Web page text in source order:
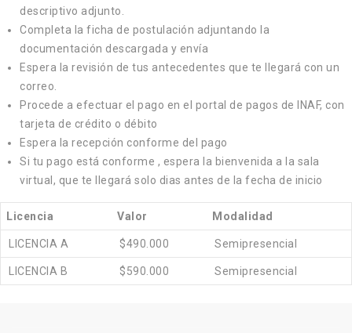
descriptivo adjunto.
Completa la ficha de postulación adjuntando la
documentación descargada y envía
Espera la revisión de tus antecedentes que te llegará con un
correo.
Procede a efectuar el pago en el portal de pagos de INAF, con
tarjeta de crédito o débito
Espera la recepción conforme del pago
Si tu pago está conforme , espera la bienvenida a la sala
virtual, que te llegará solo dias antes de la fecha de inicio
Licencia Valor Modalidad
LICENCIA A $490.000 Semipresencial
LICENCIA B $590.000 Semipresencial